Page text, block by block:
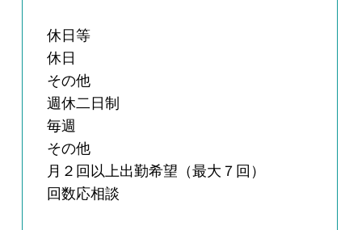
休日等
休日
その他
週休二日制
毎週
その他
月２回以上出勤希望（最大７回）
回数応相談